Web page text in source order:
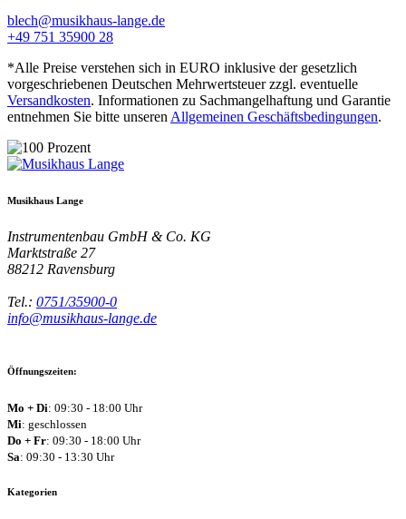
blech@musikhaus-lange.de
+49 751 35900 28
*Alle Preise verstehen sich in EURO inklusive der gesetzlich
vorgeschriebenen Deutschen Mehrwertsteuer zzgl. eventuelle
Versandkosten. Informationen zu Sachmangelhaftung und Garantie
entnehmen Sie bitte unseren Allgemeinen Geschäftsbedingungen.
Musikhaus Lange
Instrumentenbau GmbH & Co. KG
Marktstraße 27
88212 Ravensburg
Tel.: 0751/35900-0
info@musikhaus-lange.de
Öffnungszeiten:
Mo + Di: 09:30 - 18:00 Uhr
Mi: geschlossen
Do + Fr: 09:30 - 18:00 Uhr
Sa: 09:30 - 13:30 Uhr
Kategorien